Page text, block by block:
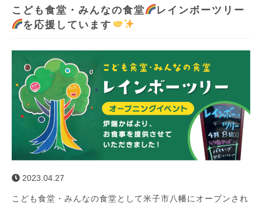
こども食堂・みんなの食堂
レインボーツリー
を応援しています
2023.04.27
こども食堂・みんなの食堂として米子市八幡にオープンされ